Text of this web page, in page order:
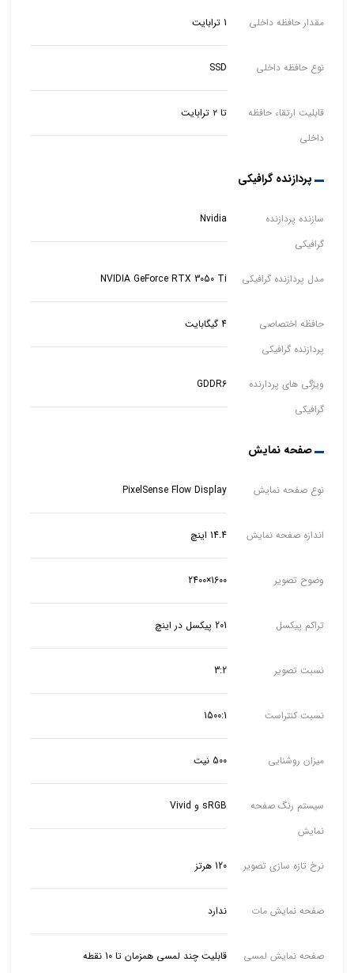
مقدار حافظه داخلی 1 ترابایت
نوع حافظه داخلی SSD
قابلیت ارتقاء حافظه
داخلی
تا ۲ ترابایت
پردازنده گرافیکی
سازنده پردازنده
گرافیکی
Nvidia
مدل پردازنده گرافیکی NVIDIA GeForce RTX 3050 Ti
حافظه اختصاصی
پردازنده گرافیکی
4 گیگابایت
ویژگی های پردارنده
گرافیکی
GDDR6
صفحه نمایش
نوع صفحه نمایش PixelSense Flow Display
اندازه صفحه نمایش 14.4 اینچ
وضوح تصویر 1600×2400
تراکم پیکسل 201 پیکسل در اینچ
نسبت تصویر 3:2
نسبت کنتراست 1500:1
میزان روشنایی 500 نیت
سیستم رنگ صفحه
نمایش
sRGB و Vivid
نرخ تازه سازی تصویر 120 هرتز
صفحه نمایش مات ندارد
صفحه نمایش لمسی قابلیت چند لمسی همزمان تا 10 نقطه